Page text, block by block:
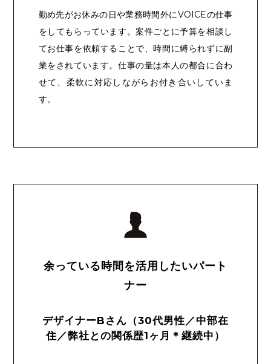
勤め先がお休みの日や業務時間外にVOICEの仕事
をしてもらっています。案件ごとに予算を相談し
てお仕事を依頼することで、時間に縛られずに副
業をされています。仕事の量は本人の都合に合わ
せて、柔軟に対応しながらお付き合いしていま
す。
余っている時間を活用したいパート
ナー
デザイナーBさん（30代男性／中部在
住／弊社との関係歴1ヶ月＊継続中）